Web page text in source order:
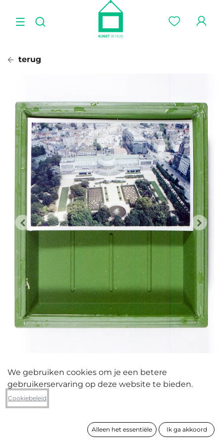
terug
Quinten Vermeulen
We gebruiken cookies om je een betere
gebruikerservaring op deze website te bieden.
Cookiebeleid
Alleen het essentiële Ik ga akkoord